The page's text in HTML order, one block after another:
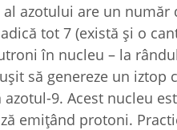
azotului are un număr
tot 7 (există și o
în nucleu – la
să genereze un iztop
9. Acest nucleu
emițând protoni.